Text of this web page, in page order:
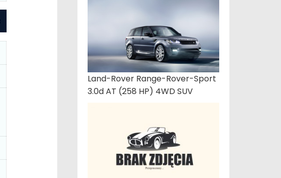
Land-Rover Range-Rover-Sport
3.0d AT (258 HP) 4WD SUV